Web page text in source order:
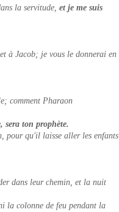
la servitude, et je me suis
à Jacob; je vous le donnerai en
comment Pharaon
sera ton prophète.
pour qu'il laisse aller les enfants
dans leur chemin, et la nuit
la colonne de feu pendant la